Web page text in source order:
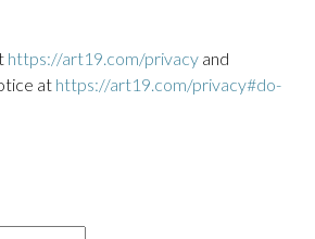
https://art19.com/privacy and
at https://art19.com/privacy#do-